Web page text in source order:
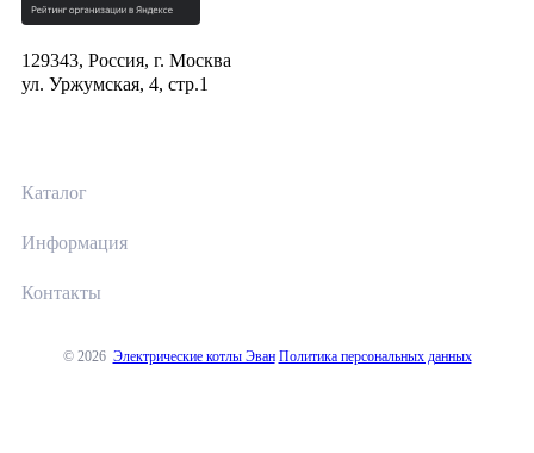
129343, Россия, г. Москва
ул. Уржумская, 4, стр.1
Каталог
Информация
Контакты
© 2026 Электрические котлы Эван Политика персональных данных